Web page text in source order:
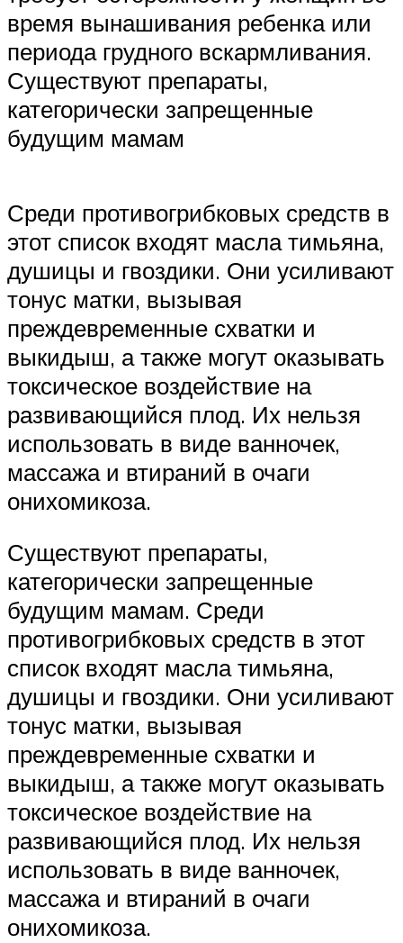
время вынашивания ребенка или
периода грудного вскармливания.
Существуют препараты,
категорически запрещенные
будущим мамам
Среди противогрибковых средств в
этот список входят масла тимьяна,
душицы и гвоздики. Они усиливают
тонус матки, вызывая
преждевременные схватки и
выкидыш, а также могут оказывать
токсическое воздействие на
развивающийся плод. Их нельзя
использовать в виде ванночек,
массажа и втираний в очаги
онихомикоза.
Существуют препараты,
категорически запрещенные
будущим мамам. Среди
противогрибковых средств в этот
список входят масла тимьяна,
душицы и гвоздики. Они усиливают
тонус матки, вызывая
преждевременные схватки и
выкидыш, а также могут оказывать
токсическое воздействие на
развивающийся плод. Их нельзя
использовать в виде ванночек,
массажа и втираний в очаги
онихомикоза.